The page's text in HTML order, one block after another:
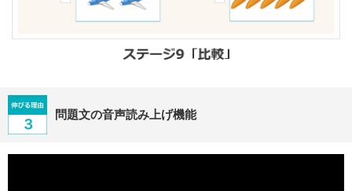
問題文の音声読み上げ機能